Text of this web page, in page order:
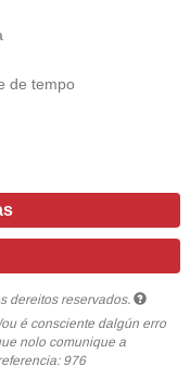
de tempo
dereitos reservados.
é consciente dalgún erro
nolo comunique a
976